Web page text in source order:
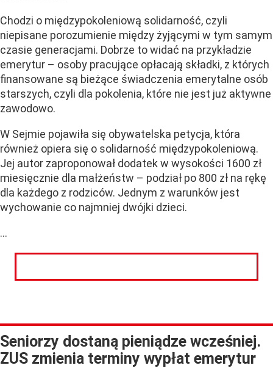
Chodzi o międzypokoleniową solidarność, czyli
niepisane porozumienie między żyjącymi w tym samym
czasie generacjami. Dobrze to widać na przykładzie
emerytur – osoby pracujące opłacają składki, z których
finansowane są bieżące świadczenia emerytalne osób
starszych, czyli dla pokolenia, które nie jest już aktywne
zawodowo.
W Sejmie pojawiła się obywatelska petycja, która
również opiera się o solidarność międzypokoleniową.
Jej autor zaproponował dodatek w wysokości 1600 zł
miesięcznie dla małżeństw – podział po 800 zł na rękę
dla każdego z rodziców. Jednym z warunków jest
wychowanie co najmniej dwójki dzieci.
...
Seniorzy dostaną pieniądze wcześniej.
ZUS zmienia terminy wypłat emerytur